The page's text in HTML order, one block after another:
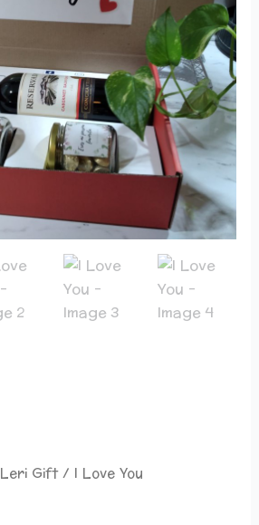
Leri Gift/ I Love You